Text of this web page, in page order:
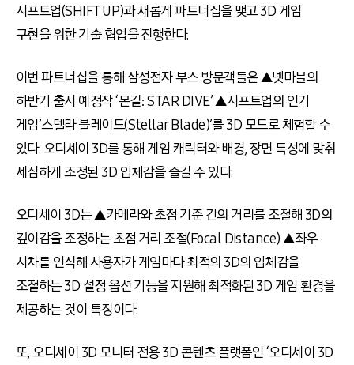
시프트업(SHIFT UP)과 새롭게 파트너십을 맺고 3D 게임
구현을 위한 기술 협업을 진행한다.
이번 파트너십을 통해 삼성전자 부스 방문객들은 ▲넷마블의
하반기 출시 예정작 ‘몬길: STAR DIVE’ ▲시프트업의 인기
게임’스텔라 블레이드(Stellar Blade)’를 3D 모드로 체험할 수
있다. 오디세이 3D를 통해 게임 캐릭터와 배경, 장면 특성에 맞춰
세심하게 조정된 3D 입체감을 즐길 수 있다.
오디세이 3D는 ▲카메라와 초점 기준 간의 거리를 조절해 3D의
깊이감을 조정하는 초점 거리 조절(Focal Distance) ▲좌우
시차를 인식해 사용자가 게임마다 최적의 3D의 입체감을
조절하는 3D 설정 옵션 기능을 지원해 최적화된 3D 게임 환경을
제공하는 것이 특징이다.
또, 오디세이 3D 모니터 전용 3D 콘텐츠 플랫폼인 ‘오디세이 3D